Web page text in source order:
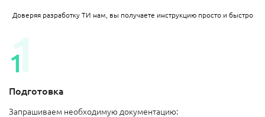
Доверяя разработку ТИ нам, вы получаете инструкцию просто и быстро
Подготовка
Запрашиваем необходимую документацию: